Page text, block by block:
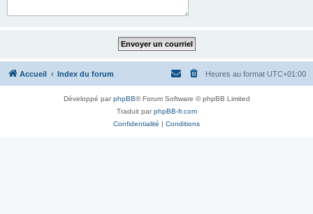
Accueil Index du forum Heures au format UTC+01:00
Développé parphpBB® Forum Software © phpBB Limited
Traduit parphpBB-fr.com
Confidentialité | Conditions